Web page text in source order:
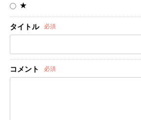
★
タイトル 必須
コメント 必須